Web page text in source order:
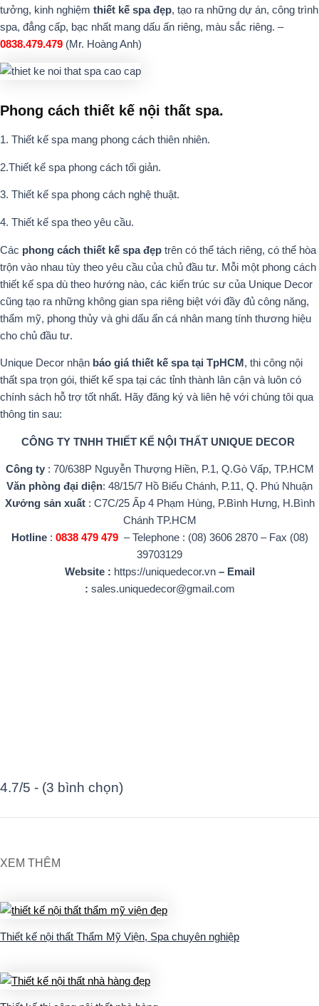
tưởng, kinh nghiệm thiết kế spa đẹp, tạo ra những dự án, công trình
spa, đẳng cấp, bạc nhất mang dấu ấn riêng, màu sắc riêng. –
0838.479.479 (Mr. Hoàng Anh)
Phong cách thiết kế nội thất spa.
1. Thiết kế spa mang phong cách thiên nhiên.
2.Thiết kế spa phong cách tối giản.
3. Thiết kế spa phong cách nghệ thuật.
4. Thiết kế spa theo yêu cầu.
Các phong cách thiết kế spa đẹp trên có thể tách riêng, có thể hòa
trộn vào nhau tùy theo yêu cầu của chủ đầu tư. Mỗi một phong cách
thiết kế spa dù theo hướng nào, các kiến trúc sư của Unique Decor
cũng tạo ra những không gian spa riêng biệt với đầy đủ công năng,
thẩm mỹ, phong thủy và ghi dấu ấn cá nhân mang tính thương hiệu
cho chủ đầu tư.
Unique Decor nhận báo giá thiết kế spa tại TpHCM , thi công nội
thất spa trọn gói, thiết kế spa tại các tỉnh thành lân cận và luôn có
chính sách hỗ trợ tốt nhất. Hãy đăng ký và liên hệ với chúng tôi qua
thông tin sau:
CÔNG TY TNHH THIẾT KẾ NỘI THẤT UNIQUE DECOR
Công ty: 70/638P Nguyễn Thượng Hiền, P.1, Q.Gò Vấp, TP.HCM
Văn phòng đại diện: 48/15/7 Hồ Biểu Chánh, P.11, Q. Phú Nhuận
Xưởng sản xuất: C7C/25 Ấp 4 Phạm Hùng, P.Bình Hưng, H.Bình
Chánh TP.HCM
Hotline: 0838 479 479– Telephone : (08) 3606 2870 – Fax (08)
39703129
Website : https://uniquedecor.vn– Email
: sales.uniquedecor@gmail.com
4.7/5 - (3 bình chọn)
XEM THÊM
Thiết kế nội thất Thẩm Mỹ Viện, Spa chuyên nghiệp